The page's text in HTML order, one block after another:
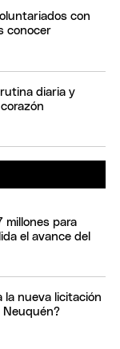
con
conocer
diaria y
millones para
el avance del
la nueva licitación
Neuquén?